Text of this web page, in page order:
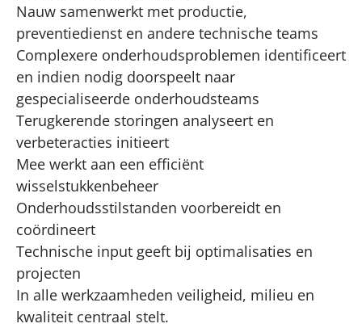
Nauw samenwerkt met productie,
preventiedienst en andere technische teams
Complexere onderhoudsproblemen identificeert
en indien nodig doorspeelt naar
gespecialiseerde onderhoudsteams
Terugkerende storingen analyseert en
verbeteracties initieert
Mee werkt aan een efficiënt
wisselstukkenbeheer
Onderhoudsstilstanden voorbereidt en
coördineert
Technische input geeft bij optimalisaties en
projecten
In alle werkzaamheden veiligheid, milieu en
kwaliteit centraal stelt.